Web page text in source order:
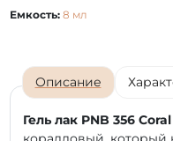
Емкость: 8 мл
Описание
Гель лак PNB 356